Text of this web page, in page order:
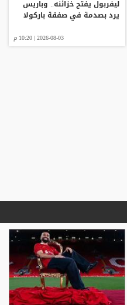
ليفربول يفتح خزائنه.. وباريس
يرد بصدمة في صفقة باركولا
2026-08-03 | 10:20 م